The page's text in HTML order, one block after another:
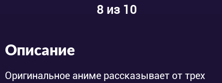
8из 10
Описание
Оригинальное аниме рассказывает от трех